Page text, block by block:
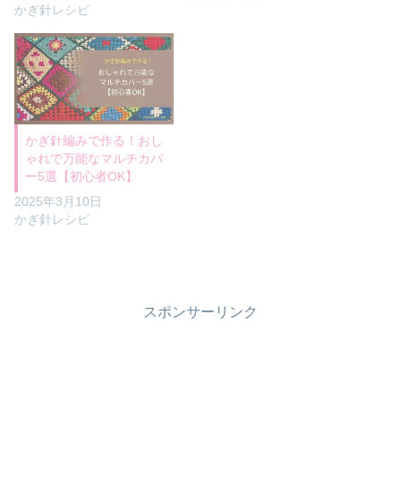
かぎ針レシピ
かぎ針編みで作る！おし
ゃれで万能なマルチカバ
ー5選【初心者OK】
2025年3月10日
かぎ針レシピ
スポンサーリンク